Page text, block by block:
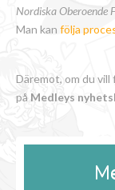
Nordiska Oberoende
Man kan följa
Däremot, om du
på Medleys